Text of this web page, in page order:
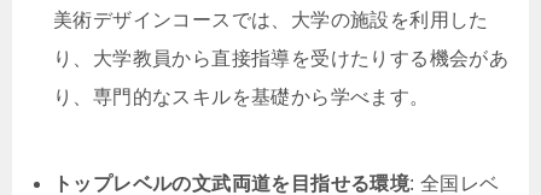
美術デザインコースでは、大学の施設を利用した
り、大学教員から直接指導を受けたりする機会があ
り、専門的なスキルを基礎から学べます。
トップレベルの文武両道を目指せる環境: 全国レベ